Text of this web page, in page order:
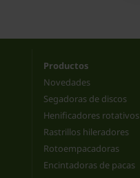
Productos
Novedades
Segadoras de discos
Henificadores rotativos
Rastrillos hileradores
Rotoempacadoras
Encintadoras de pacas